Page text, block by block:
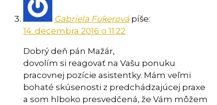
Gabriela Fukerová píše:
14. decembra 2016 o 11:22
Dobrý deň pán Mažár,
dovolím si reagovať na Vašu ponuku
pracovnej pozície asistentky. Mám veľmi
bohaté skúsenosti z predchádzajúcej praxe
a som hlboko presvedčená, že Vám môžem